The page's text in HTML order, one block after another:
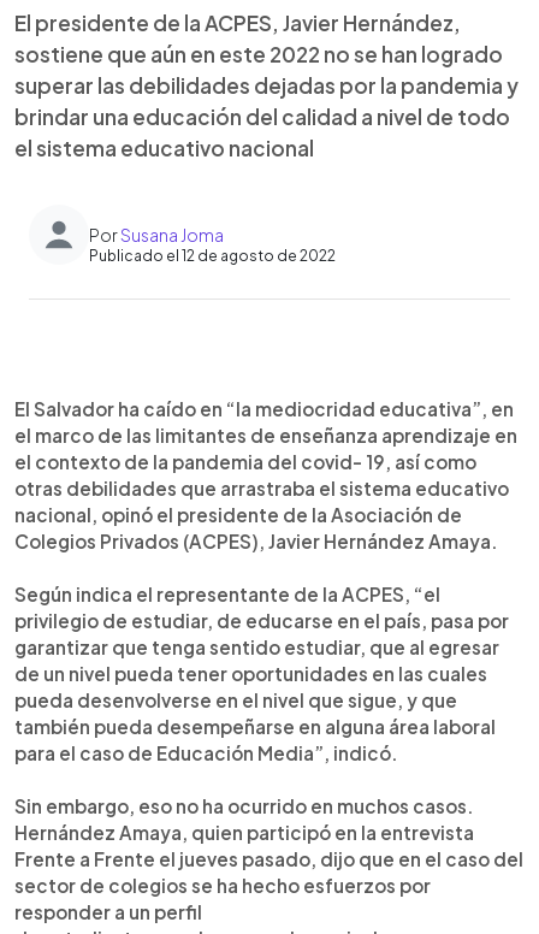
El presidente de la ACPES, Javier Hernández,
sostiene que aún en este 2022 no se han logrado
superar las debilidades dejadas por la pandemia y
brindar una educación del calidad a nivel de todo
el sistema educativo nacional
PorSusana Joma
Publicado el 12 de agosto de 2022
Escuchar artículo
El Salvador ha caído en “la mediocridad educativa”, en
el marco de las limitantes de enseñanza aprendizaje en
el contexto de la pandemia del covid- 19, así como
otras debilidades que arrastraba el sistema educativo
nacional, opinó el presidente de la Asociación de
Colegios Privados (ACPES), Javier Hernández Amaya.
Según indica el representante de la ACPES, “el
privilegio de estudiar, de educarse en el país, pasa por
garantizar que tenga sentido estudiar, que al egresar
de un nivel pueda tener oportunidades en las cuales
pueda desenvolverse en el nivel que sigue, y que
también pueda desempeñarse en alguna área laboral
para el caso de Educación Media”, indicó.
Sin embargo, eso no ha ocurrido en muchos casos.
Hernández Amaya, quien participó en la entrevista
Frente a Frente el jueves pasado, dijo que en el caso del
sector de colegios se ha hecho esfuerzos por
responder a un perfil